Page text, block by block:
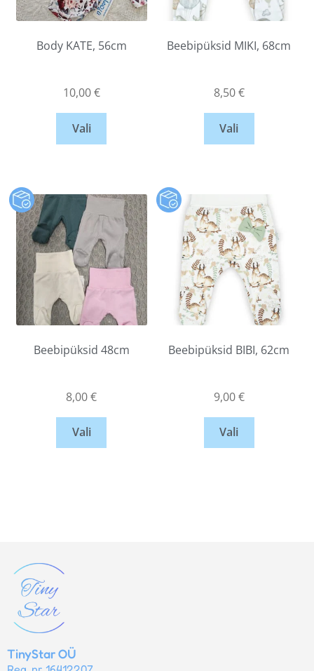
Body KATE, 56cm
10,00€
Vali
Beebipüksid MIKI, 68cm
8,50€
Vali
Beebipüksid 48cm
8,00€
Vali
Beebipüksid BIBI, 62cm
9,00€
Vali
TinyStar OÜ